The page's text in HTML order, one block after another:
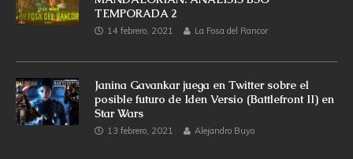
TEMPORADA 2
14 febrero, 2021 La Fosa del Rancor
Janina Gavankar juega en Twitter sobre el
posible futuro de Iden Versio (Battlefront II) en
Star Wars
13 febrero, 2021 Alejandro Buyo